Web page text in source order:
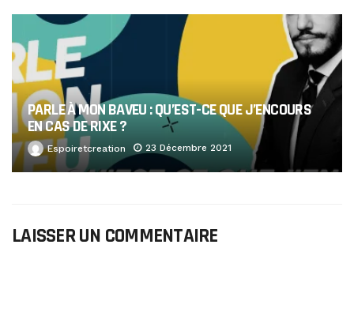
PARLE À MON BAVEU : QU’EST-CE QUE J’ENCOURS
EN CAS DE RIXE ?
Espoiretcreation 23 Décembre 2021
LAISSER UN COMMENTAIRE